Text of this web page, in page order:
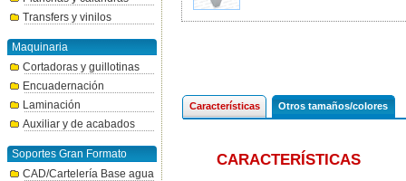
Transfers y vinilos
Maquinaria
Cortadoras y guillotinas
Encuadernación
Laminación
Auxiliar y de acabados
Soportes Gran Formato
CAD/Cartelería Base agua
Características Otros tamaños/colores
CARACTERÍSTICAS